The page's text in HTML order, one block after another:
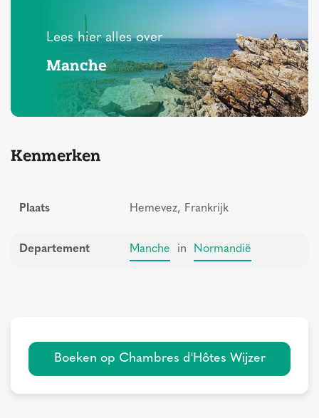
Lees hier alles over
Manche
Kenmerken
Plaats Hemevez, Frankrijk
Departement Manche in Normandië
Boeken op Chambres d'Hôtes Wijzer